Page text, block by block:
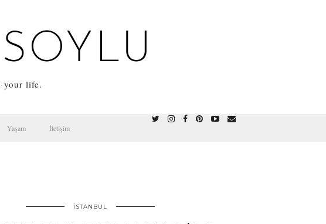
your life.
Yaşam İletişim
İSTANBUL